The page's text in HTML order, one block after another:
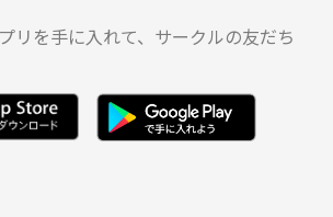
リを手に入れて、サークルの友だち